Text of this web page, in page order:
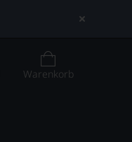
Warenkorb